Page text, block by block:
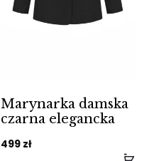
Marynarka damska
czarna elegancka
499 zł